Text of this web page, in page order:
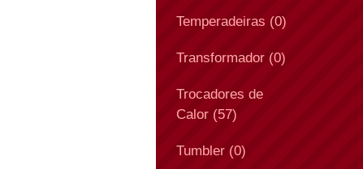
Temperadeiras (0)
Transformador (0)
Trocadores de
Calor (57)
Tumbler (0)